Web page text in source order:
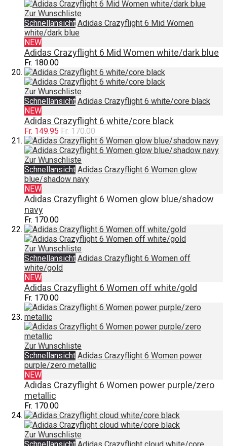
Zur Wunschliste
Schnellansicht Adidas Crazyflight 6 Mid Women
white/dark blue
NEW
Adidas Crazyflight 6 Mid Women white/dark blue
Fr. 180.00
Zur Wunschliste
Schnellansicht Adidas Crazyflight 6 white/core black
NEW
Adidas Crazyflight 6 white/core black
Fr. 149.95 Fr. 170.00
Zur Wunschliste
Schnellansicht Adidas Crazyflight 6 Women glow
blue/shadow navy
NEW
Adidas Crazyflight 6 Women glow blue/shadow
navy
Fr. 170.00
Zur Wunschliste
Schnellansicht Adidas Crazyflight 6 Women off
white/gold
NEW
Adidas Crazyflight 6 Women off white/gold
Fr. 170.00
Zur Wunschliste
Schnellansicht Adidas Crazyflight 6 Women power
purple/zero metallic
NEW
Adidas Crazyflight 6 Women power purple/zero
metallic
Fr. 170.00
Zur Wunschliste